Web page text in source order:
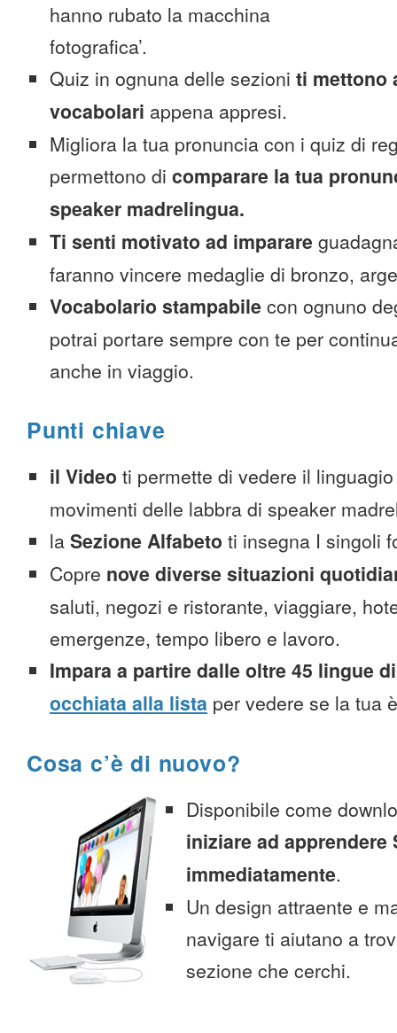
hanno rubato la macchina
fotografica’.
Quiz in ognuna delle sezioni ti mettono
vocabolari appena appresi.
Migliora la tua pronuncia con i quiz di
permettono di comparare la tua
speaker madrelingua.
Ti senti motivato ad imparare
faranno vincere medaglie di bronzo,
Vocabolario stampabile con ognuno
potrai portare sempre con te per
anche in viaggio.
Punti chiave
il Video ti permette di vedere il
movimenti delle labbra di speaker
la Sezione Alfabeto ti insegna I singoli
Copre nove diverse situazioni
saluti, negozi e ristorante, viaggiare,
emergenze, tempo libero e lavoro.
Impara a partire dalle oltre 45 lingue
occhiata alla lista per vedere se la tua
Cosa c’è di nuovo?
Disponibile come
iniziare ad apprendere
immediatamente.
Un design attraente e
navigare ti aiutano a
sezione che cerchi.